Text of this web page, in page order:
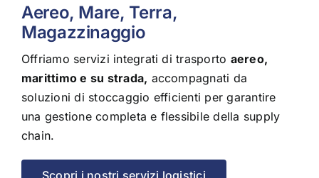
Aereo, Mare, Terra,
Magazzinaggio
Offriamo servizi integrati di trasporto aereo,
marittimo e su strada, accompagnati da
soluzioni di stoccaggio efficienti per garantire
una gestione completa e flessibile della supply
chain.